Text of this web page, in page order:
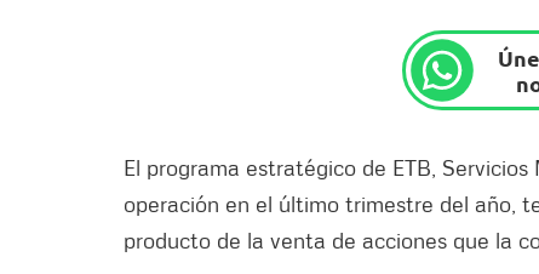
El programa estratégico de ETB,
operación en el último trimestre del año,
producto de la venta de acciones que la